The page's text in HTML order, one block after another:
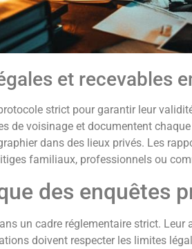
et recevables
strict pour garantir leur
de voisinage et documentent
dans des lieux privés. Les
familiaux, professionnels ou
des enquêtes
un cadre réglementaire strict.
doivent respecter les limites